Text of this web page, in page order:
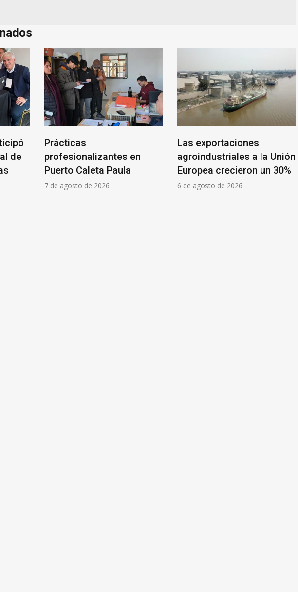
en
Paula
Las exportaciones
agroindustriales a la Unión
Europea crecieron un 30%
6 de agosto de 2026
El embajador de
visitó el puerto de
6 de agosto de 2026